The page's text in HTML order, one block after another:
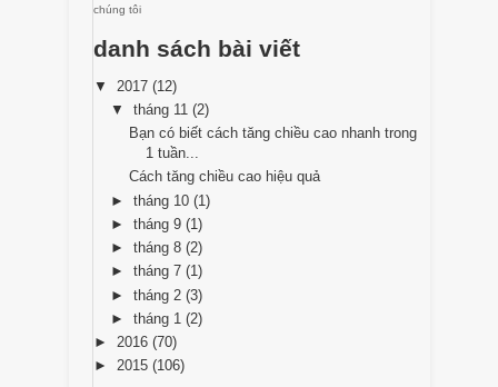
chúng tôi
danh sách bài viết
▼ 2017 (12)
▼tháng 11(2)
Bạn có biết cách tăng chiều cao nhanh trong
1 tuần...
Cách tăng chiều cao hiệu quả
►tháng 10(1)
►tháng 9(1)
►tháng 8(2)
►tháng 7(1)
►tháng 2(3)
►tháng 1(2)
► 2016 (70)
► 2015 (106)